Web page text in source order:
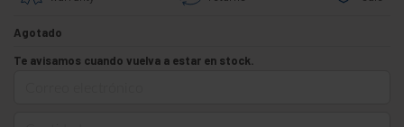
Agotado
Te avisamos cuando vuelva a estar en stock.